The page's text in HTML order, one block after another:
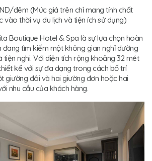
đêm (Mức giá trên chỉ mang tính chất
vào thời vụ du lịch và tiện ích sử dụng)
Boutique Hotel & Spa là sự lựa chọn hoàn
tìm kiếm một không gian nghỉ dưỡng
nghi. Với diện tích rộng khoảng 32 mét
kế với sự đa dạng trong cách bố trí
giường đôi và hai giường đơn hoặc hai
nhu cầu của khách hàng.